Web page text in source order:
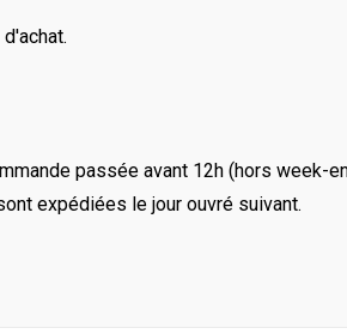
passée avant 12h (hors week-
expédiées le jour ouvré suivant.